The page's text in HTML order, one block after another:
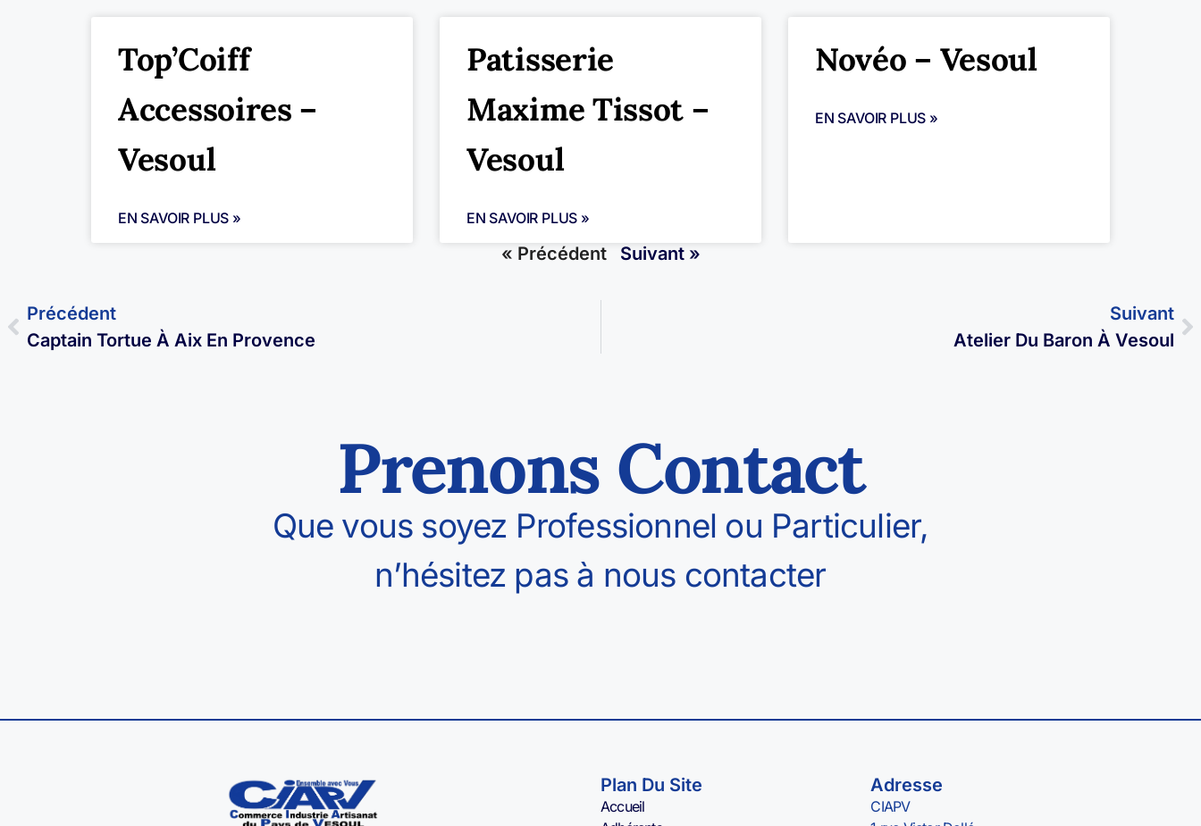
Top’Coiff
Accessoires –
Vesoul
EN SAVOIR PLUS »
Patisserie
Maxime Tissot –
Vesoul
EN SAVOIR PLUS »
Novéo – Vesoul
EN SAVOIR PLUS »
« Précédent Suivant »
Précédent
Captain Tortue À Aix En Provence
Suivant
Atelier Du Baron À Vesoul
Prenons Contact
Que vous soyez Professionnel ou Particulier,
n’hésitez pas à nous contacter
Plan Du Site
Accueil
Adresse
CIAPV